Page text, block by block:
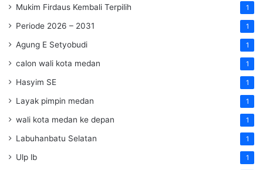
Mukim Firdaus Kembali Terpilih 1
Periode 2026 – 2031 1
Agung E Setyobudi 1
calon wali kota medan 1
Hasyim SE 1
Layak pimpin medan 1
wali kota medan ke depan 1
Labuhanbatu Selatan 1
Ulp lb 1